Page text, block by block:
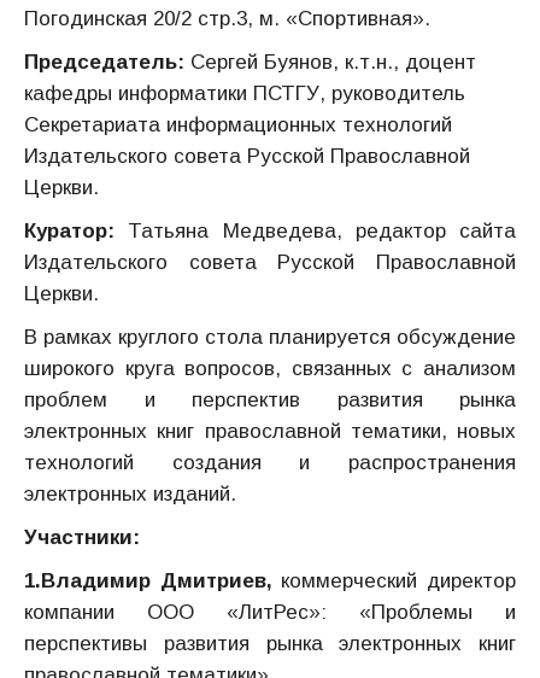
Погодинская 20/2 стр.3, м. «Спортивная».
Председатель: Сергей Буянов, к.т.н., доцент
кафедры информатики ПСТГУ, руководитель
Секретариата информационных технологий
Издательского совета Русской Православной
Церкви.
Куратор: Татьяна Медведева, редактор сайта
Издательского совета Русской Православной
Церкви.
В рамках круглого стола планируется обсуждение
широкого круга вопросов, связанных с анализом
проблем и перспектив развития рынка
электронных книг православной тематики, новых
технологий создания и распространения
электронных изданий.
Участники:
1.Владимир Дмитриев, коммерческий директор
компании ООО «ЛитРес»: «Проблемы и
перспективы развития рынка электронных книг